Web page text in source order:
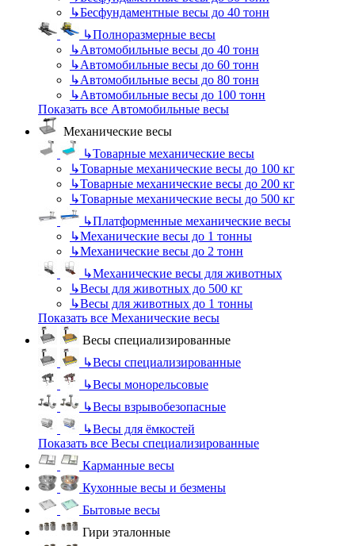
↳Бесфундаментные весы до 40 тонн
↳Полноразмерные весы
↳Автомобильные весы до 40 тонн
↳Автомобильные весы до 60 тонн
↳Автомобильные весы до 80 тонн
↳Автомобильные весы до 100 тонн
Показать все Автомобильные весы
Механические весы
↳Товарные механические весы
↳Товарные механические весы до 100 кг
↳Товарные механические весы до 200 кг
↳Товарные механические весы до 500 кг
↳Платформенные механические весы
↳Механические весы до 1 тонны
↳Механические весы до 2 тонн
↳Механические весы для животных
↳Весы для животных до 500 кг
↳Весы для животных до 1 тонны
Показать все Механические весы
Весы специализированные
↳Весы специализированные
↳Весы монорельсовые
↳Весы взрывобезопасные
↳Весы для ёмкостей
Показать все Весы специализированные
Карманные весы
Кухонные весы и безмены
Бытовые весы
Гири эталонные